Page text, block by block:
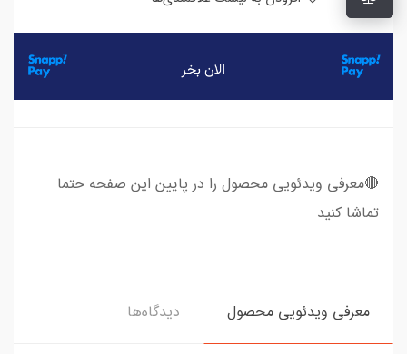
​​​​🔴معرفی ویدئویی محصول را در پایین این صفحه حتما
تماشا کنید
معرفی ویدئویی محصول دیدگاه‌ها